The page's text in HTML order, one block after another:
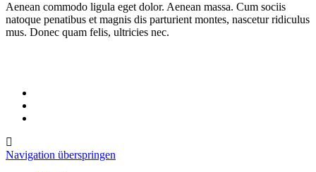
Aenean commodo ligula eget dolor. Aenean massa. Cum sociis
natoque penatibus et magnis dis parturient montes, nascetur ridiculus
mus. Donec quam felis, ultricies nec.
Navigation überspringen